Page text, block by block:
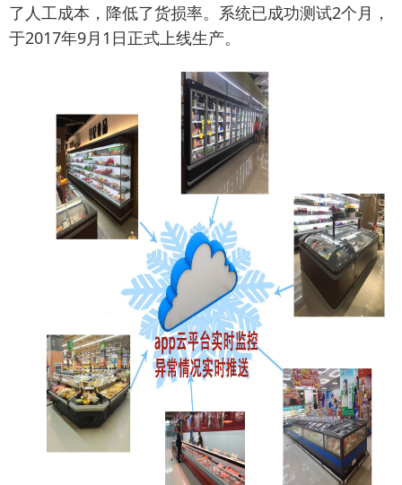
了人工成本，降低了货损率。系统已成功测试2个月，
于2017年9月1日正式上线生产。